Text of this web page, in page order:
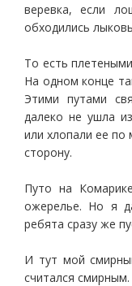
веревка, если
обходились
То есть
На одном конце
Этими путами
далеко не ушла
или хлопали ее по
сторону.
Путо на
ожерелье. Но я
ребята сразу же
И тут мой
считался смирным.